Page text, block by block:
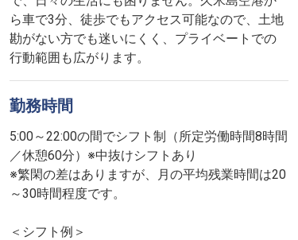
ら車で3分、徒歩でもアクセス可能なので、土地
勘がない方でも迷いにくく、プライベートでの
行動範囲も広がります。
勤務時間
5:00～22:00の間でシフト制（所定労働時間8時間
／休憩60分）※中抜けシフトあり
※繁閑の差はありますが、月の平均残業時間は20
～30時間程度です。
＜シフト例＞